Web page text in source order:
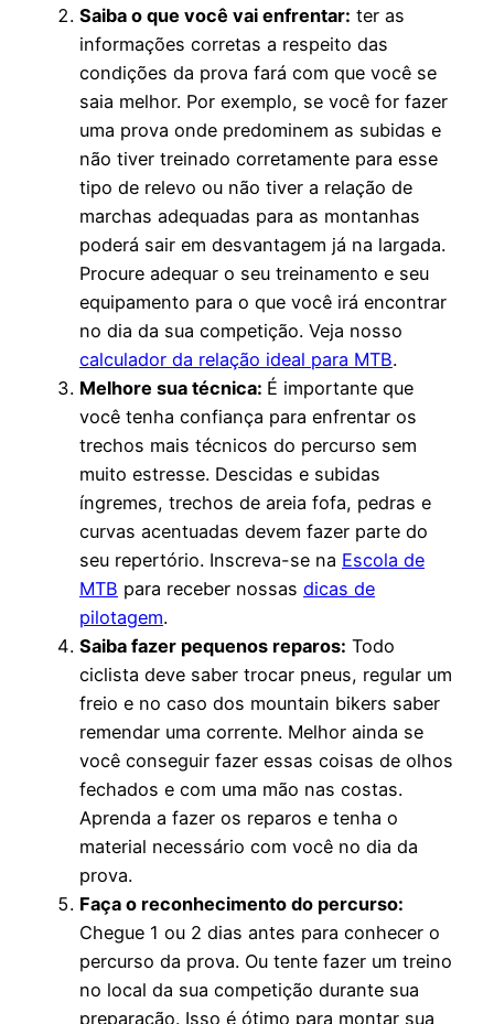
Saiba o que você vai enfrentar: ter as
informações corretas a respeito das
condições da prova fará com que você se
saia melhor. Por exemplo, se você for fazer
uma prova onde predominem as subidas e
não tiver treinado corretamente para esse
tipo de relevo ou não tiver a relação de
marchas adequadas para as montanhas
poderá sair em desvantagem já na largada.
Procure adequar o seu treinamento e seu
equipamento para o que você irá encontrar
no dia da sua competição. Veja nosso
calculador da relação ideal para MTB.
Melhore sua técnica: É importante que
você tenha confiança para enfrentar os
trechos mais técnicos do percurso sem
muito estresse. Descidas e subidas
íngremes, trechos de areia fofa, pedras e
curvas acentuadas devem fazer parte do
seu repertório. Inscreva-se na Escola de
MTB para receber nossas dicas de
pilotagem.
Saiba fazer pequenos reparos: Todo
ciclista deve saber trocar pneus, regular um
freio e no caso dos mountain bikers saber
remendar uma corrente. Melhor ainda se
você conseguir fazer essas coisas de olhos
fechados e com uma mão nas costas.
Aprenda a fazer os reparos e tenha o
material necessário com você no dia da
prova.
Faça o reconhecimento do percurso:
Chegue 1 ou 2 dias antes para conhecer o
percurso da prova. Ou tente fazer um treino
no local da sua competição durante sua
preparação. Isso é ótimo para montar sua